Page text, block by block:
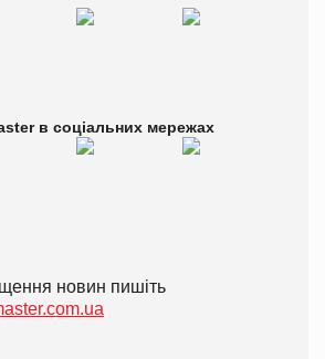
в соціальних мережах
новин пишіть